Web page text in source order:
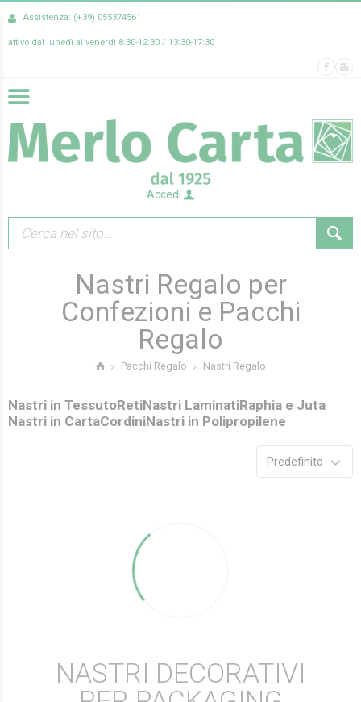
Assistenza: (+39) 055374561
attivo dal lunedì al venerdì 8:30-12:30 / 13:30-17:30
Accedi
Nastri Regalo per
Confezioni e Pacchi
Regalo
Pacchi Regalo Nastri Regalo
Nastri in TessutoRetiNastri LaminatiRaphia e Juta
Nastri in CartaCordiniNastri in Polipropilene
Predefinito
NASTRI DECORATIVI